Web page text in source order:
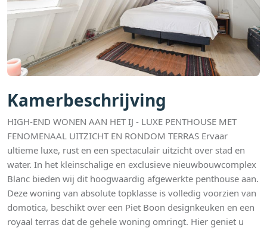
Kamerbeschrijving
HIGH-END WONEN AAN HET IJ - LUXE PENTHOUSE MET
FENOMENAAL UITZICHT EN RONDOM TERRAS Ervaar
ultieme luxe, rust en een spectaculair uitzicht over stad en
water. In het kleinschalige en exclusieve nieuwbouwcomplex
Blanc bieden wij dit hoogwaardig afgewerkte penthouse aan.
Deze woning van absolute topklasse is volledig voorzien van
domotica, beschikt over een Piet Boon designkeuken en een
royaal terras dat de gehele woning omringt. Hier geniet u